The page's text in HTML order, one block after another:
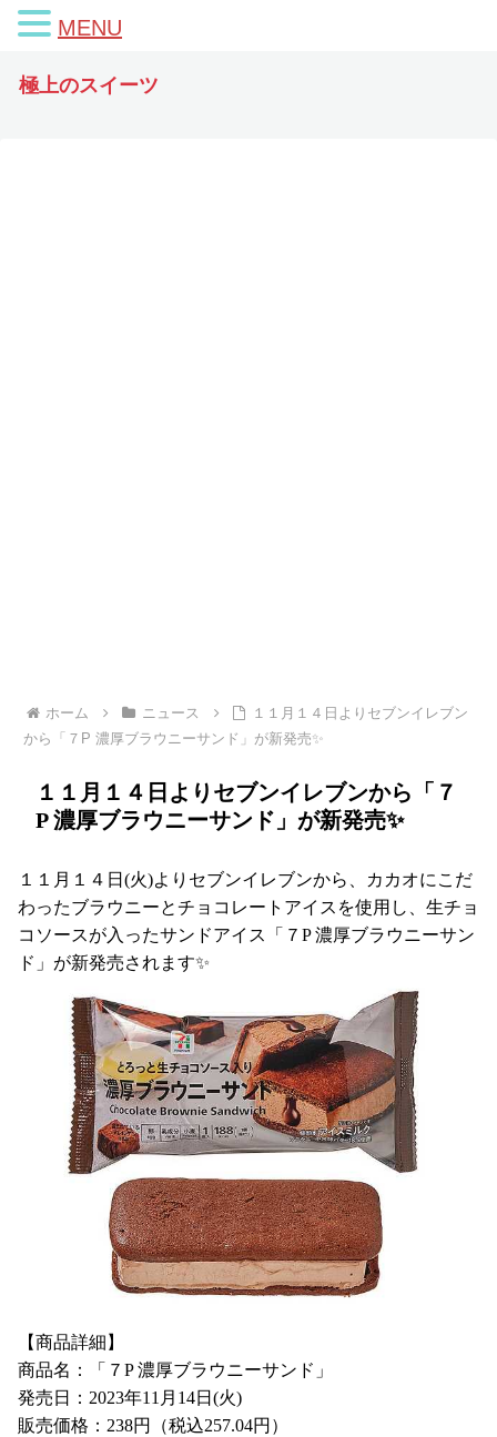
極上のスイーツ
ホーム ニュース
１１月１４日よりセブンイレブン
から「７P 濃厚ブラウニーサンド」が新発売✨
１１月１４日よりセブンイレブンから「７
P 濃厚ブラウニーサンド」が新発売✨
１１月１４日(火)よりセブンイレブンから、カカオにこだ
わったブラウニーとチョコレートアイスを使用し、生チョ
コソースが入ったサンドアイス「７P 濃厚ブラウニーサン
ド」が新発売されます✨
【商品詳細】
商品名：「７P 濃厚ブラウニーサンド」
発売日：2023年11月14日(火)
販売価格：238円（税込257.04円）
MENU